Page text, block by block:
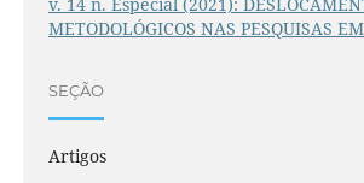
METODOLÓGICOS NAS PESQUISAS
SEÇÃO
Artigos